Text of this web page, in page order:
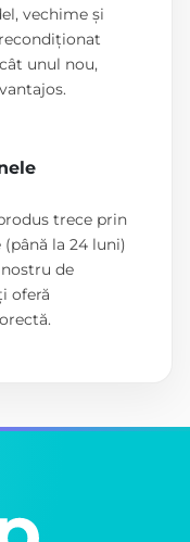
vechime și
unul nou,
trece prin
la 24 luni)
de
oferă